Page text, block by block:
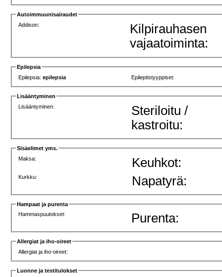
Autoimmuunisairaudet
Addison:
Kilpirauhasen
vajaatoiminta:
Epilepsia
Epilepsia:epilepsia Epileptistyyppiset:
Lisääntyminen
Lisääntyminen:
Steriloitu /
kastroitu:
Sisäelimet yms.
Maksa:
Keuhkot:
Kurkku: Napatyrä:
Hampaat ja purenta
Hammaspuutokset:
Purenta:
Allergiat ja iho-oireet
Allergiat ja iho-oireet:
Luonne ja testitulokset